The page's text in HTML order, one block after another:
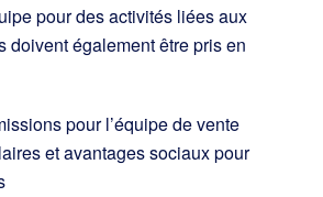
pour des activités liées aux
doivent également être pris en
pour l’équipe de vente
et avantages sociaux pour